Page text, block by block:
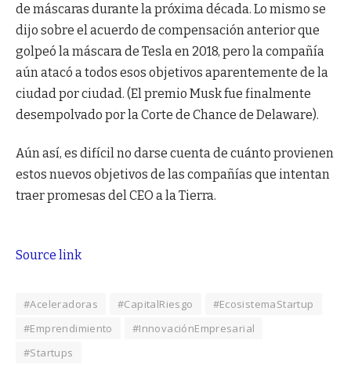
de máscaras durante la próxima década. Lo mismo se
dijo sobre el acuerdo de compensación anterior que
golpeó la máscara de Tesla en 2018, pero la compañía
aún atacó a todos esos objetivos aparentemente de la
ciudad por ciudad. (El premio Musk fue finalmente
desempolvado por la Corte de Chance de Delaware).
Aún así, es difícil no darse cuenta de cuánto provienen
estos nuevos objetivos de las compañías que intentan
traer promesas del CEO a la Tierra.
Source link
#Aceleradoras #CapitalRiesgo
#EcosistemaStartup
#Emprendimiento
#InnovaciónEmpresarial
#Startups